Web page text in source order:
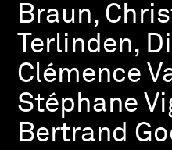
Braun,
Terlinden,
Clémence
Stéphane
Bertrand